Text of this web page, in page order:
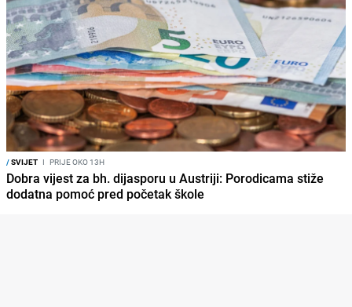
/SVIJET I PRIJE OKO 13H
Dobra vijest za bh. dijasporu u Austriji: Porodicama stiže
dodatna pomoć pred početak škole